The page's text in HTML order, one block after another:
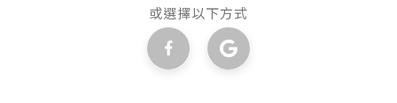
或選擇以下方式